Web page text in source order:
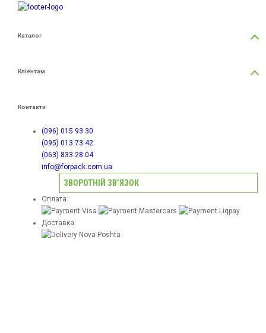
Каталог
Лотки з поліпропілену (PP)
Додаткове обладнання
Кліентам
Гарантія
Оплата і доставка
Блог
Договір публічної оферти
Контакти
(096) 015 93 30
(095) 013 73 42
(063) 833 28 04
info@forpack.com.ua
ЗВОРОТНІЙ ЗВ’ЯЗОК
Оплата:
Доставка: